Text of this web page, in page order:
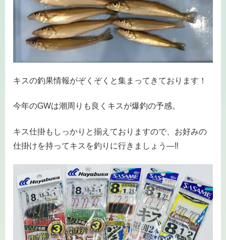
キスの釣果情報がぞくぞくと集まってきております！
今年のGWは潮周りも良くキスが爆釣の予感。
キス仕掛もしっかりと揃えておりますので、お好みの
仕掛けを持ってキスを釣りに行きましょう―‼